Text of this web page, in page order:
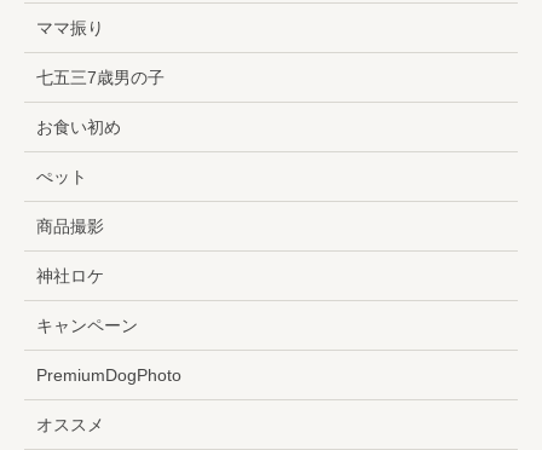
ママ振り
七五三7歳男の子
お食い初め
ぺット
商品撮影
神社ロケ
キャンペーン
PremiumDogPhoto
オススメ